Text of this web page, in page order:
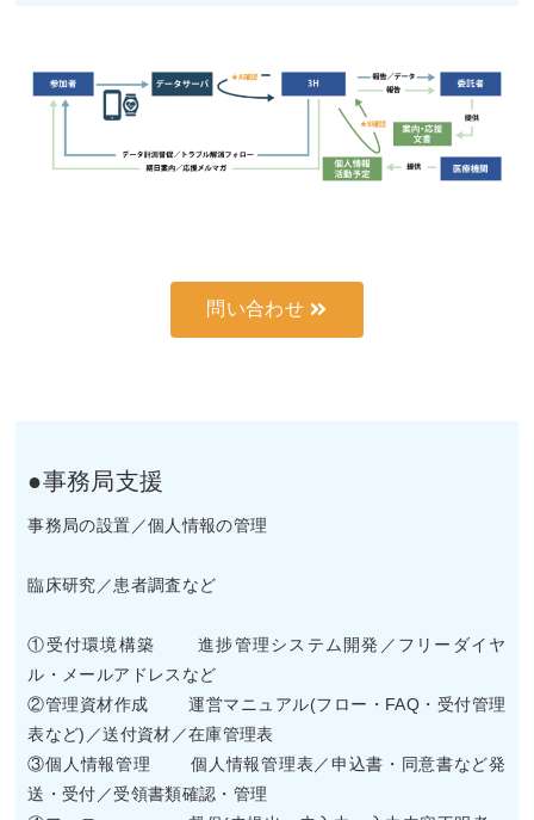
問い合わせ
●事務局支援
事務局の設置／個人情報の管理
臨床研究／患者調査など
①受付環境構築 進捗管理システム開発／フリーダイヤ
ル・メールアドレスなど
②管理資材作成 運営マニュアル(フロー・FAQ・受付管理
表など)／送付資材／在庫管理表
③個人情報管理 個人情報管理表／申込書・同意書など発
送・受付／受領書類確認・管理